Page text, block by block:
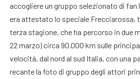
accogliere un gruppo selezionato di fan
era attestato lo speciale Frecciarossa,
terza stagione, che ha percorso in due
22 marzo) circa 90.000 km sulle
velocità, dal nord al sud Italia, con una
recante la foto di gruppo degli attori